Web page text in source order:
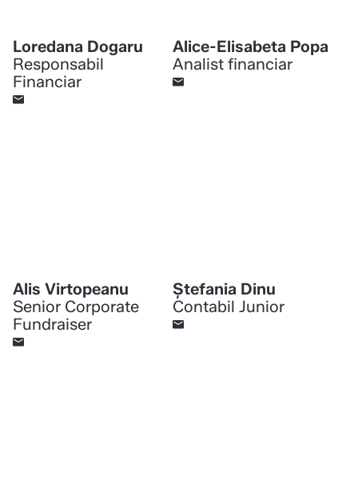
Loredana Dogaru
Responsabil
Financiar
Alice-Elisabeta Popa
Analist financiar
Alis Virtopeanu
Senior Corporate
Fundraiser
Ștefania Dinu
Contabil Junior